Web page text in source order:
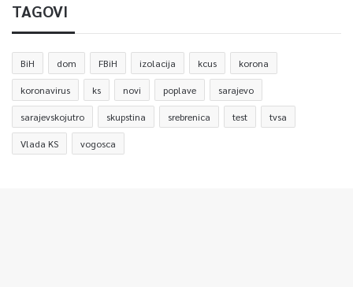
TAGOVI
BiH dom FBiH izolacija kcus korona
koronavirus ks novi poplave sarajevo
sarajevskojutro skupstina srebrenica test tvsa
Vlada KS vogosca